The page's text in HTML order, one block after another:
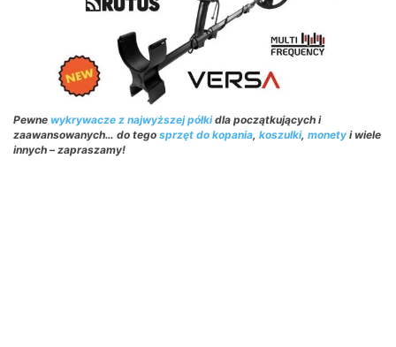
Pewne wykrywacze z najwyższej półkidla początkujących i
zaawansowanych… do tego sprzęt do kopania, koszulki, monety i wiele
innych – zapraszamy!